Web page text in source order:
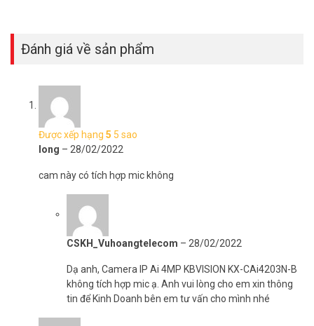
Đánh giá về sản phẩm
Được xếp hạng 5 5 sao
long – 28/02/2022
cam này có tích hợp mic không
CSKH_Vuhoangtelecom – 28/02/2022
Dạ anh, Camera IP Ai 4MP KBVISION KX-CAi4203N-B
không tích hợp mic ạ. Anh vui lòng cho em xin thông
tin để Kinh Doanh bên em tư vấn cho mình nhé